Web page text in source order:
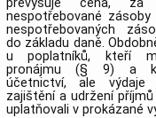
nespotřebované zásoby
nespotřebovaných
do základu daně.
u poplatníků, kteří
pronájmu (§ 9) a
účetnictví, ale výdaje
zajištění a udržení
uplatňovali v prokázané